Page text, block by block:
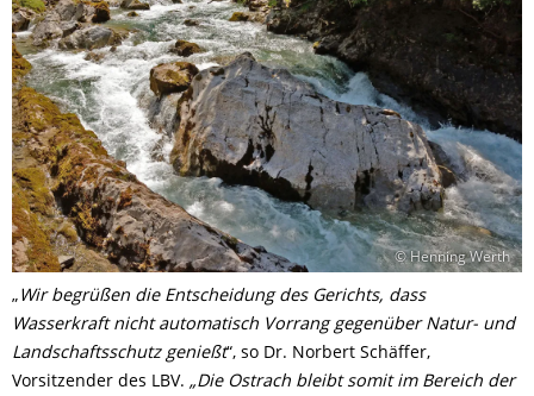
© Henning Werth
„Wir begrüßen die Entscheidung des Gerichts, dass
Wasserkraft nicht automatisch Vorrang gegenüber Natur- und
Landschaftsschutz genießt“, so Dr. Norbert Schäffer,
Vorsitzender des LBV. „Die Ostrach bleibt somit im Bereich der